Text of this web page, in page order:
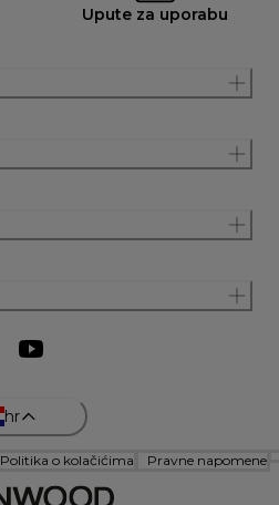
Upute za uporabu
hr
Politika o kolačićima Pravne napomene